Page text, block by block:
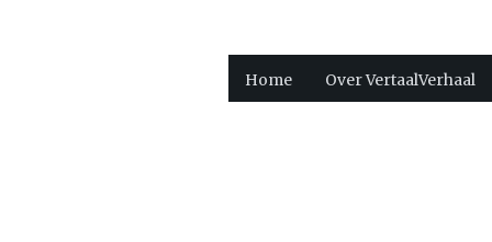
Home Over VertaalVerhaal